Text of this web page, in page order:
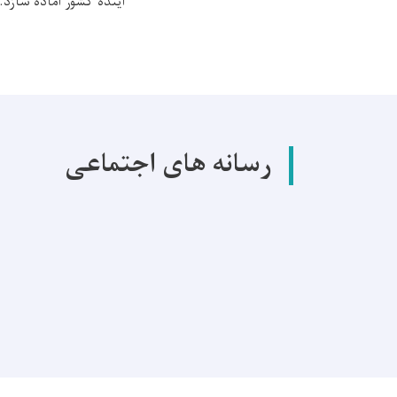
رسانه های اجتماعی